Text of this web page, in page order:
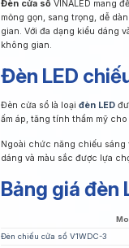
Đèn cửa sổ VINALED mang
mỏng gọn, sang trọng, dễ
gian. Với đa dạng kiểu dáng
không gian.
Đèn LED
Đèn cửa sổ là loại đèn LED
ấm áp, tăng tính thẩm mỹ
Ngoài chức năng chiếu sáng
dáng và màu sắc được lựa
Bảng giá đèn
Đèn chiếu cửa sổ V1WDC-3